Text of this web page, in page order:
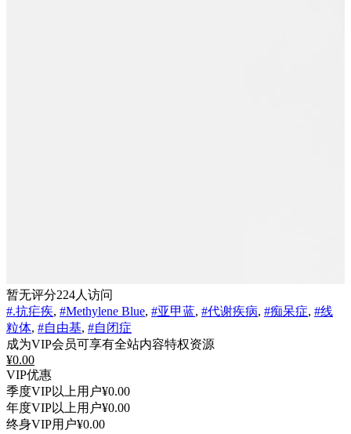
暂无评分224人访问
#.抗疟疾, #Methylene Blue, #亚甲蓝, #代谢疾病, #痴呆症, #线
粒体, #自由基, #自闭症
成为VIP会员可享有全站内容特权资源
¥0.00
VIP优惠
季度VIP以上用户¥0.00
年度VIP以上用户¥0.00
终身VIP用户¥0.00